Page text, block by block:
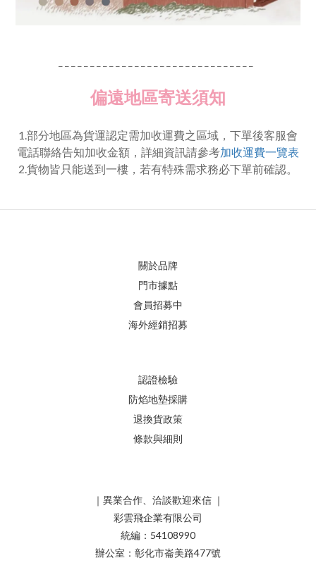
偏遠地區寄送須知
1.部分地區為貨運認定需加收運費之區域，下單後客服會
電話聯絡告知加收金額，詳細資訊請參考加收運費一覽表
2.貨物皆只能送到一樓，若有特殊需求務必下單前確認。
關於品牌
門市據點
會員招募中
海外經銷招募
認證檢驗
防焰地墊採購
退換貨政策
條款與細則
｜異業合作、洽談歡迎來信 ｜
彩雲飛企業有限公司
統編：54108990
辦公室：彰化市崙美路477號